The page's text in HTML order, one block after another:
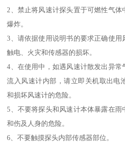
2、禁止将风速计探头置于可燃性气
爆炸。
3、请依据使用说明书的要求正确使
触电、火灾和传感器的损坏。
4、在使用中，如遇风速计散发出异
流入风速计内部，请立即关机取出电
和损坏风速计的危险。
5、不要将探头和风速计本体暴露在
和伤及人身的危险。
6、不要触摸探头内部传感器部位。